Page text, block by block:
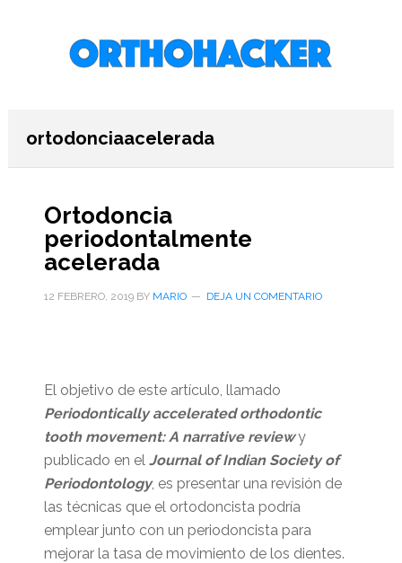
primaria
ortodonciaacelerada
Ortodoncia
periodontalmente
acelerada
12 FEBRERO, 2019BY MARIO DEJA UN COMENTARIO
El objetivo de este artículo, llamado
Periodontically accelerated orthodontic
tooth movement: A narrative reviewy
publicado en el Journal of Indian Society of
Periodontology, es presentar una revisión de
las técnicas que el ortodoncista podría
emplear junto con un periodoncista para
mejorar la tasa de movimiento de los dientes.